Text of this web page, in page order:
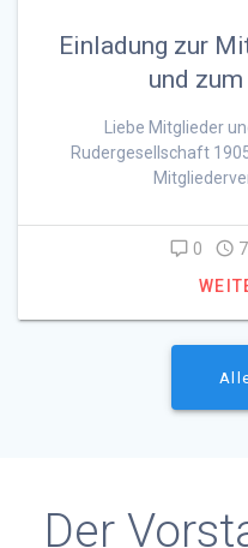
Einladung zur
und
Liebe Mitglieder
Rudergesellschaft
0
Der